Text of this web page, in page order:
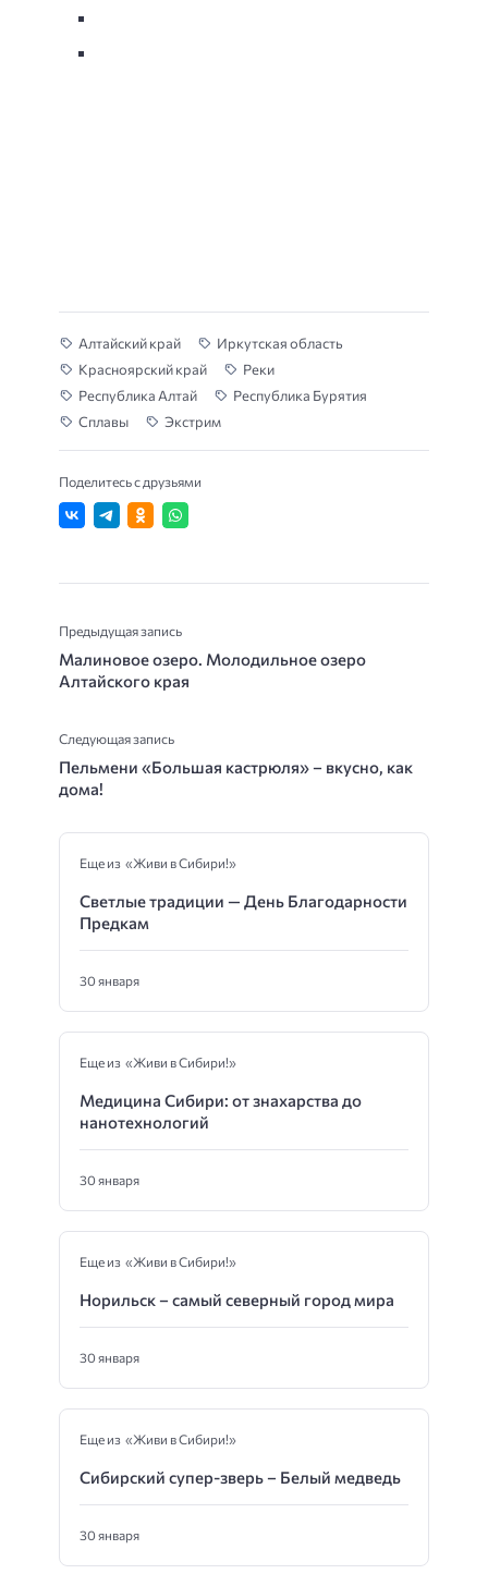
Алтайский край
Иркутская область
Красноярский край
Реки
Республика Алтай
Республика Бурятия
Сплавы
Экстрим
Поделитесь с друзьями
Предыдущая запись
Малиновое озеро. Молодильное озеро
Алтайского края
Следующая запись
Пельмени «Большая кастрюля» – вкусно, как
дома!
Еще из «Живи в Сибири!»
Светлые традиции — День Благодарности
Предкам
30 января
Еще из «Живи в Сибири!»
Медицина Сибири: от знахарства до
нанотехнологий
30 января
Еще из «Живи в Сибири!»
Норильск – самый северный город мира
30 января
Еще из «Живи в Сибири!»
Сибирский супер-зверь – Белый медведь
30 января